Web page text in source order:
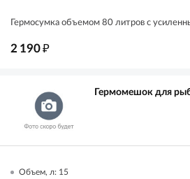
Гермоcумка объемом 80 литров с
2 190₽
Гермомешок для
Объем, л: 15